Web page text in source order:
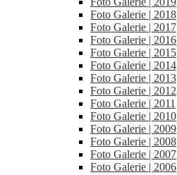
Foto Galerie | 2018
Foto Galerie | 2017
Foto Galerie | 2016
Foto Galerie | 2015
Foto Galerie | 2014
Foto Galerie | 2013
Foto Galerie | 2012
Foto Galerie | 2011
Foto Galerie | 2010
Foto Galerie | 2009
Foto Galerie | 2008
Foto Galerie | 2007
Foto Galerie | 2006